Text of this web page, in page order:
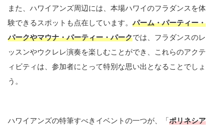
また、ハワイアンズ周辺には、本場ハワイのフラダンスを体
験できるスポットも点在しています。 パーム・パーティー・
パークやマウナ・パーティー・パークでは、フラダンスのレ
ッスンやウクレレ演奏を楽しむことができ、これらのアクテ
ィビティは、参加者にとって特別な思い出となることでしょ
う。
ハワイアンズの特筆すべきイベントの一つが、「ポリネシア